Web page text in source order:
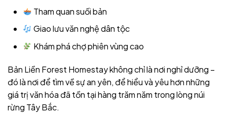
Tham quan suối bản
Giao lưu văn nghệ dân tộc
Khám phá chợ phiên vùng cao
Bản Liền Forest Homestay không chỉ là nơi nghỉ dưỡng –
đó là nơi để tìm về sự an yên, để hiểu và yêu hơn những
giá trị văn hóa đã tồn tại hàng trăm năm trong lòng núi
rừng Tây Bắc.